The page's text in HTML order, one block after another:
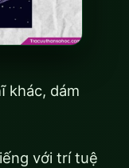
khác, dám
với trí tuệ